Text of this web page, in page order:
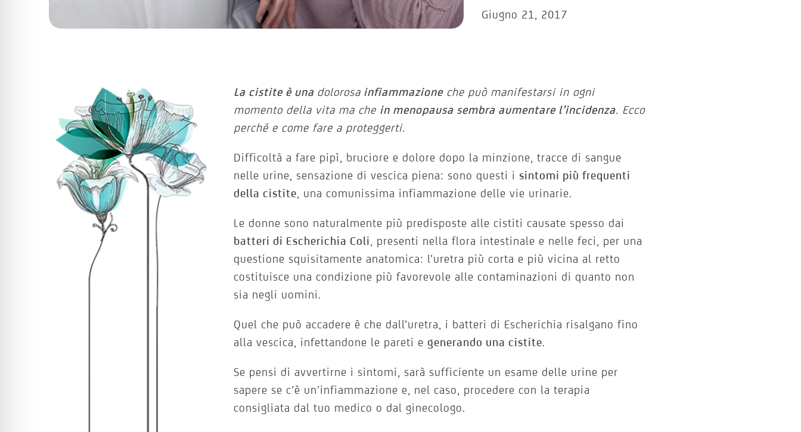
Giugno 21, 2017
La cistite è una dolorosa infiammazioneche può manifestarsi in ogni
momento della vita ma che in menopausa sembra aumentare l’incidenza. Ecco
perché e come fare a proteggerti.
Difficoltà a fare pipì, bruciore e dolore dopo la minzione, tracce di sangue
nelle urine, sensazione di vescica piena: sono questi i sintomi più frequenti
della cistite , una comunissima infiammazione delle vie urinarie.
Le donne sono naturalmente più predisposte alle cistiti causate spesso dai
batteri di Escherichia Coli
, presenti nella flora intestinale e nelle feci, per una
questione squisitamente anatomica: l’uretra più corta e più vicina al retto
costituisce una condizione più favorevole alle contaminazioni di quanto non
sia negli uomini.
Quel che può accadere è che dall’uretra, i batteri di Escherichia risalgano fino
alla vescica, infettandone le pareti egenerando una cistite.
Se pensi di avvertirne i sintomi, sarà sufficiente un esame delle urine per
sapere se c’è un’infiammazione e, nel caso, procedere con la terapia
consigliata dal tuo medico o dal ginecologo.